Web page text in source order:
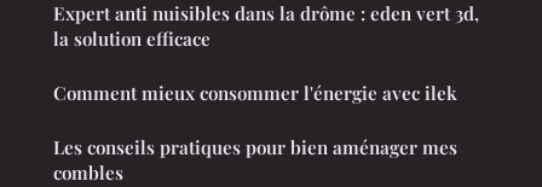
Expert anti nuisibles dans la drôme : eden vert 3d,
la solution efficace
Comment mieux consommer l'énergie avec ilek
Les conseils pratiques pour bien aménager mes
combles